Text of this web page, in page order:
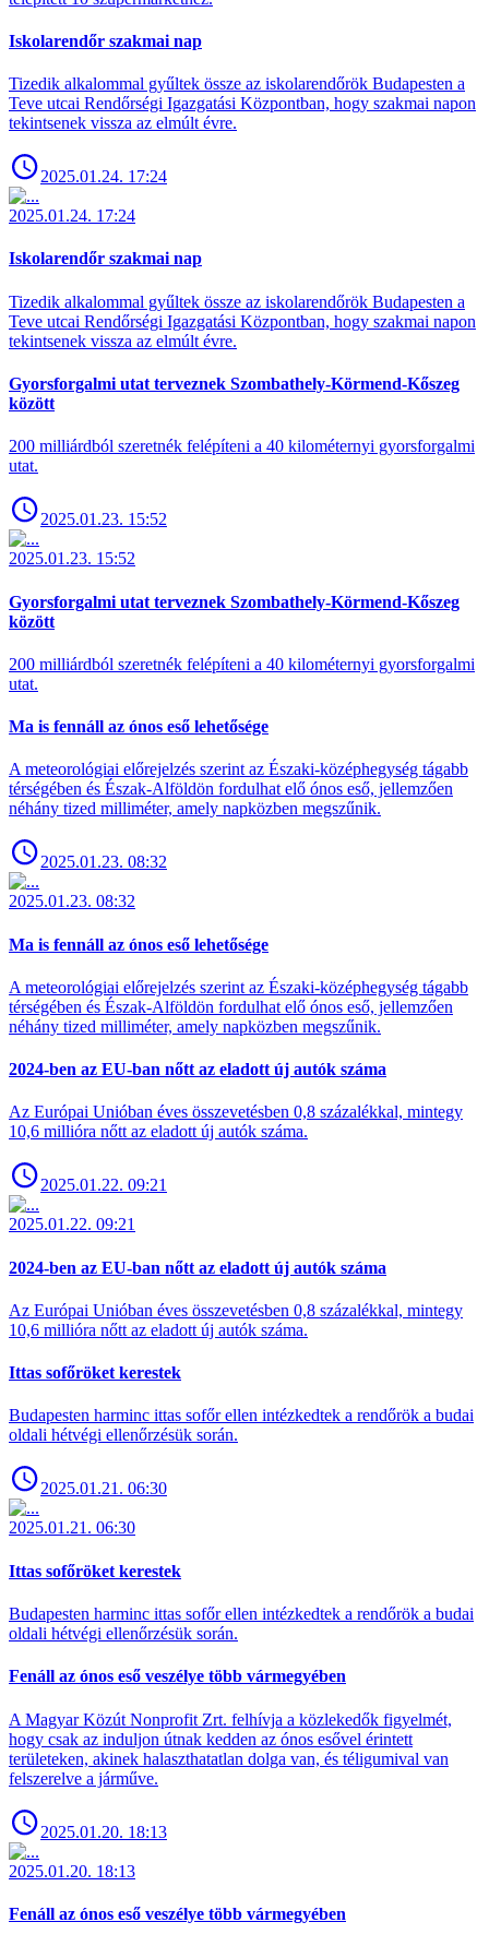
Iskolarendőr szakmai nap
Tizedik alkalommal gyűltek össze az iskolarendőrök Budapesten a
Teve utcai Rendőrségi Igazgatási Központban, hogy szakmai napon
tekintsenek vissza az elmúlt évre.
2025.01.24. 17:24
2025.01.24. 17:24
Iskolarendőr szakmai nap
Tizedik alkalommal gyűltek össze az iskolarendőrök Budapesten a
Teve utcai Rendőrségi Igazgatási Központban, hogy szakmai napon
tekintsenek vissza az elmúlt évre.
Gyorsforgalmi utat terveznek Szombathely-Körmend-Kőszeg
között
200 milliárdból szeretnék felépíteni a 40 kilométernyi gyorsforgalmi
utat.
2025.01.23. 15:52
2025.01.23. 15:52
Gyorsforgalmi utat terveznek Szombathely-Körmend-Kőszeg
között
200 milliárdból szeretnék felépíteni a 40 kilométernyi gyorsforgalmi
utat.
Ma is fennáll az ónos eső lehetősége
A meteorológiai előrejelzés szerint az Északi-középhegység tágabb
térségében és Észak-Alföldön fordulhat elő ónos eső, jellemzően
néhány tized milliméter, amely napközben megszűnik.
2025.01.23. 08:32
2025.01.23. 08:32
Ma is fennáll az ónos eső lehetősége
A meteorológiai előrejelzés szerint az Északi-középhegység tágabb
térségében és Észak-Alföldön fordulhat elő ónos eső, jellemzően
néhány tized milliméter, amely napközben megszűnik.
2024-ben az EU-ban nőtt az eladott új autók száma
Az Európai Unióban éves összevetésben 0,8 százalékkal, mintegy
10,6 millióra nőtt az eladott új autók száma.
2025.01.22. 09:21
2025.01.22. 09:21
2024-ben az EU-ban nőtt az eladott új autók száma
Az Európai Unióban éves összevetésben 0,8 százalékkal, mintegy
10,6 millióra nőtt az eladott új autók száma.
Ittas sofőröket kerestek
Budapesten harminc ittas sofőr ellen intézkedtek a rendőrök a budai
oldali hétvégi ellenőrzésük során.
2025.01.21. 06:30
2025.01.21. 06:30
Ittas sofőröket kerestek
Budapesten harminc ittas sofőr ellen intézkedtek a rendőrök a budai
oldali hétvégi ellenőrzésük során.
Fenáll az ónos eső veszélye több vármegyében
A Magyar Közút Nonprofit Zrt. felhívja a közlekedők figyelmét,
hogy csak az induljon útnak kedden az ónos esővel érintett
területeken, akinek halaszthatatlan dolga van, és téligumival van
felszerelve a járműve.
2025.01.20. 18:13
2025.01.20. 18:13
Fenáll az ónos eső veszélye több vármegyében